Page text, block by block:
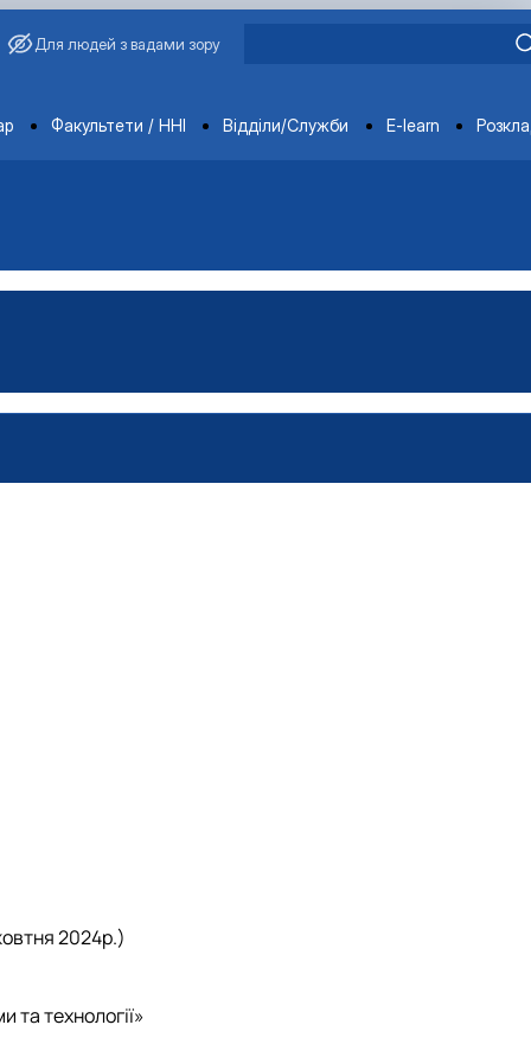
Для людей з вадами зору
Факультети / ННІ Відділи/Служби E-learn
2024р.)
та технології»